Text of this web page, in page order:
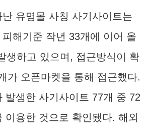
유명몰 사칭 사기사이트는
해기준 작년 33개에 이어 올
생하고 있으며, 접근방식이 확
가 오픈마켓을 통해 접근했다.
발생한 사기사이트 77개 중 72
이용한 것으로 확인됐다. 해외